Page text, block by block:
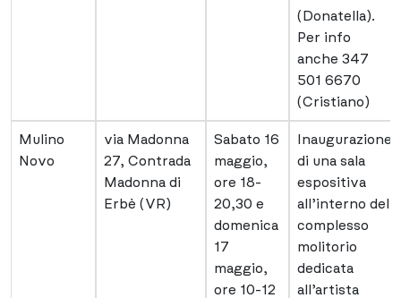
(Donatella).
Per info
anche 347
501 6670
(Cristiano)
Mulino
Novo
via Madonna
27, Contrada
Madonna di
Erbè (VR)
Sabato 16
maggio,
ore 18-
20,30 e
domenica
17
maggio,
ore 10-12
Inaugurazione
di una sala
espositiva
all’interno del
complesso
molitorio
dedicata
all’artista